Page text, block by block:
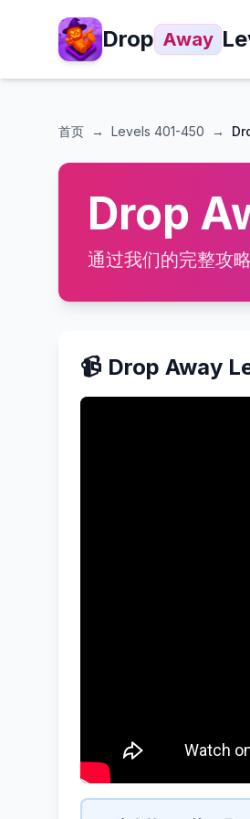
Drop Away
首页 → Levels 401-450 →
Drop
通过我们的完整攻
📹 Drop Away